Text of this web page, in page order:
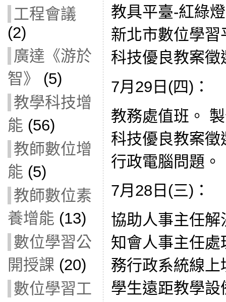
工程會議
(2)
廣達《游於
智》
(5)
教學科技增
能 (56)
教師數位增
能 (5)
教師數位素
養增能 (13)
數位學習公
開授課 (20)
數位學習工
教具平臺-紅綠
新北市數位學
科技優良教案徵
7月29日(四)：
教務處值班。
科技優良教案
行政電腦問題。
7月28日(三)：
協助人事主任
知會人事主任
務行政系統線
學生遠距教學設